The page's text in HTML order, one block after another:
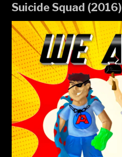
Suicide Squad (2016)